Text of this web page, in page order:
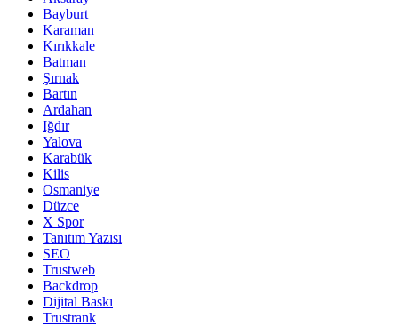
Bayburt
Karaman
Kırıkkale
Batman
Şırnak
Bartın
Ardahan
Iğdır
Yalova
Karabük
Kilis
Osmaniye
Düzce
X Spor
Tanıtım Yazısı
SEO
Trustweb
Backdrop
Dijital Baskı
Trustrank